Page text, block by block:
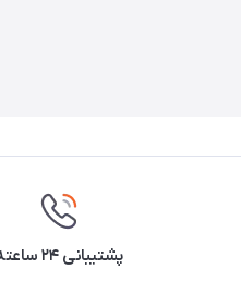
پشتیبانی ۲۴ ساعته